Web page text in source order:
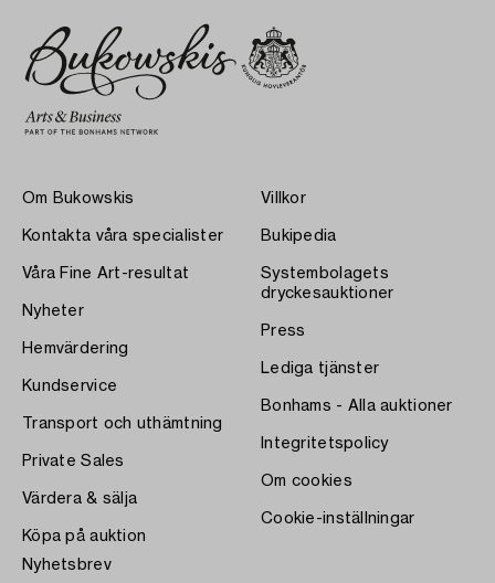
Om Bukowskis
Kontakta våra specialister
Våra Fine Art-resultat
Nyheter
Hemvärdering
Kundservice
Transport och uthämtning
Private Sales
Värdera & sälja
Köpa på auktion
Villkor
Bukipedia
Systembolagets
dryckesauktioner
Press
Lediga tjänster
Bonhams - Alla auktioner
Integritetspolicy
Om cookies
Cookie-inställningar
Nyhetsbrev